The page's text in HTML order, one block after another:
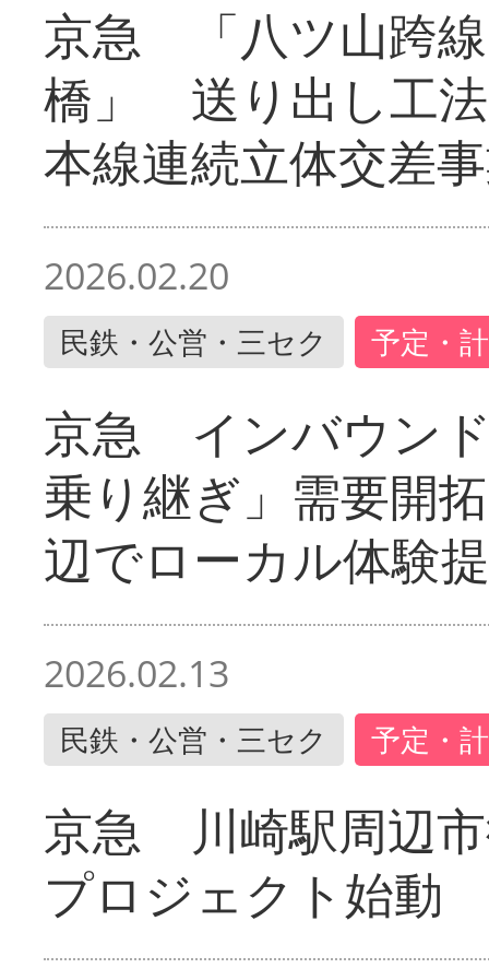
京急 「八ツ山跨
橋」 送り出し工
本線連続立体交差
2026.02.20
民鉄・公営・三セク 予定・
京急 インバウン
乗り継ぎ」需要開
辺でローカル体験
2026.02.13
民鉄・公営・三セク 予定・
京急 川崎駅周辺
プロジェクト始動